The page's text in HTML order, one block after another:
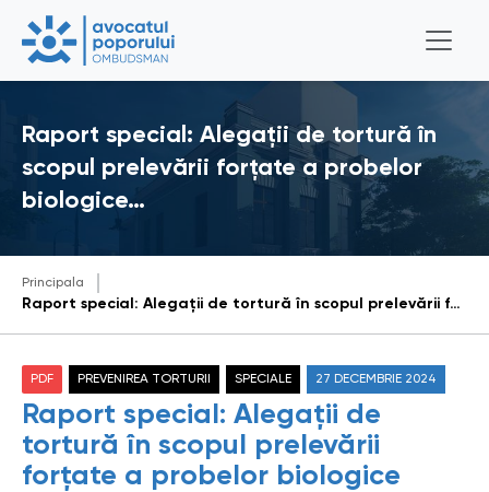
Raport special: Alegații de tortură în
scopul prelevării forțate a probelor
biologice…
Principala
Raport special: Alegații de tortură în scopul prelevării forțate a probelor biologice într-o cauză penală (raportul cu recomandări remis autorităților vizate la data de 27 decembrie 2024)
PDF PREVENIREA TORTURII SPECIALE 27 DECEMBRIE 2024
Raport special: Alegații de
tortură în scopul prelevării
forțate a probelor biologice